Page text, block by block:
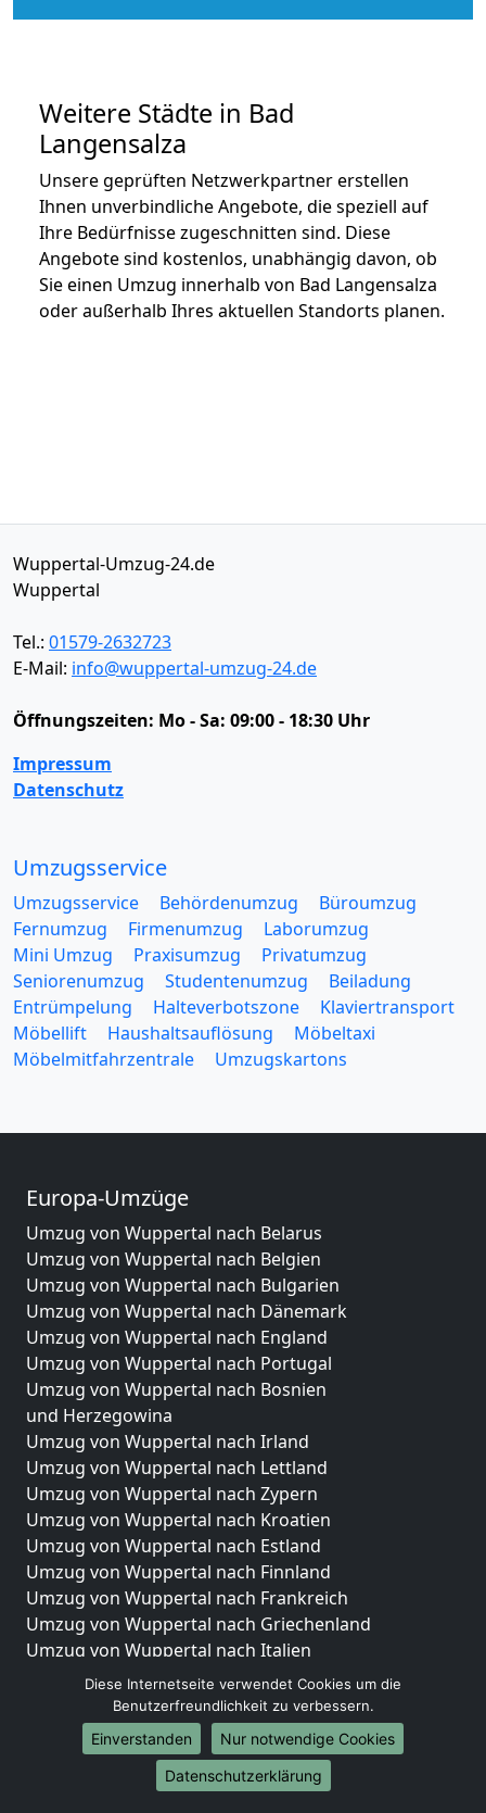
Weitere Städte in Bad
Langensalza
Unsere geprüften Netzwerkpartner erstellen
Ihnen unverbindliche Angebote, die speziell auf
Ihre Bedürfnisse zugeschnitten sind. Diese
Angebote sind kostenlos, unabhängig davon, ob
Sie einen Umzug innerhalb von Bad Langensalza
oder außerhalb Ihres aktuellen Standorts planen.
Wuppertal-Umzug-24.de
Wuppertal
Tel.: 01579-2632723
E-Mail: info@wuppertal-umzug-24.de
Öffnungszeiten: Mo - Sa: 09:00 - 18:30 Uhr
Impressum
Datenschutz
Umzugsservice
Umzugsservice Behördenumzug
Büroumzug
Fernumzug
Firmenumzug
Laborumzug
Mini Umzug
Praxisumzug
Privatumzug
Seniorenumzug
Studentenumzug
Beiladung
Entrümpelung
Halteverbotszone
Klaviertransport
Möbellift
Haushaltsauflösung
Möbeltaxi
Möbelmitfahrzentrale
Umzugskartons
Europa-Umzüge
Umzug von Wuppertal nach Belarus
Umzug von Wuppertal nach Belgien
Umzug von Wuppertal nach Bulgarien
Umzug von Wuppertal nach Dänemark
Umzug von Wuppertal nach England
Umzug von Wuppertal nach Portugal
Umzug von Wuppertal nach Bosnien
und Herzegowina
Umzug von Wuppertal nach Irland
Umzug von Wuppertal nach Lettland
Umzug von Wuppertal nach Zypern
Umzug von Wuppertal nach Kroatien
Umzug von Wuppertal nach Estland
Umzug von Wuppertal nach Finnland
Umzug von Wuppertal nach Frankreich
Umzug von Wuppertal nach Griechenland
Umzug von Wuppertal nach Italien
Umzug von Wuppertal nach Liechtenstein
Umzug von Wuppertal nach Luxemburg
Umzug von Wuppertal nach Niederlande
Umzug von Wuppertal nach Norwegen
Umzüge-Deutschlandweit
Diese Internetseite verwendet Cookies um die
Benutzerfreundlichkeit zu verbessern.
Einverstanden
Nur notwendige Cookies
Datenschutzerklärung